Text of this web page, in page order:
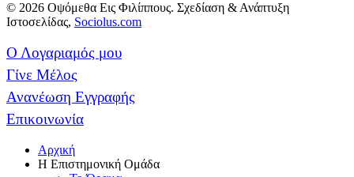
© 2026 Οψόμεθα Εις Φιλίππους. Σχεδίαση & Ανάπτυξη
Ιστοσελίδας, Sociolus.com
Ο Λογαριαμός μου
Γίνε Μέλος
Ανανέωση Εγγραφής
Επικοινωνία
Αρχική
Η Επιστημονική Ομάδα